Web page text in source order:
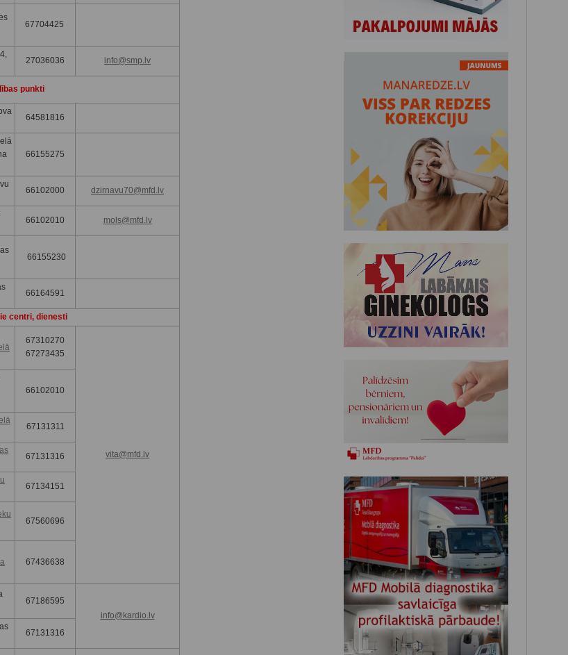
67704425
27036036 info@smp.lv
punkti
64581816
66155275
66102000 dzirnavu70@mfd.lv
66102010 mols@mfd.lv
66155230
66164591
centri, dienesti
67310270
67273435
vita@mfd.lv
66102010
67131311
67131316
67134151
67560696
67436638
67186595
info@kardio.lv
67131316